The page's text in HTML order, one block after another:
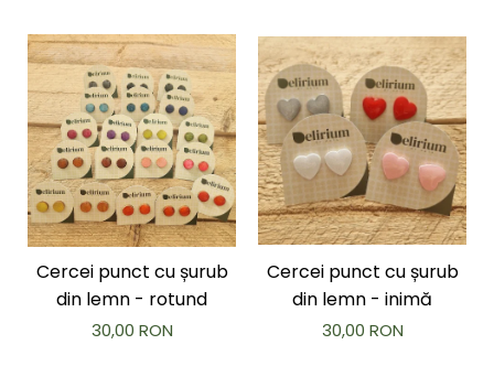
Cercei punct cu șurub
din lemn - rotund
30,00 RON
Cercei punct cu șurub
din lemn - inimă
30,00 RON